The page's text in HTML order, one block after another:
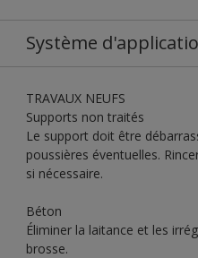
Système
TRAVAUX NEUFS
Supports non traités
Le support doit être
poussières éventuelles.
si nécessaire.
Béton
Éliminer la laitance et les
brosse.